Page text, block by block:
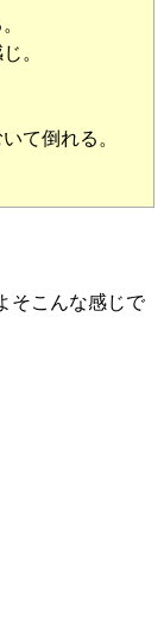
。
て倒れる。
そこんな感じで